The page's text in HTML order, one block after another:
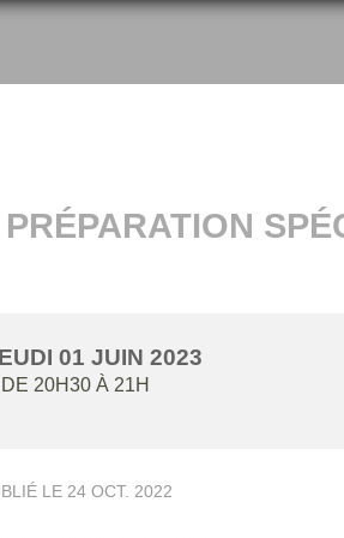
01 JUIN 2023
DE 20H30 À 21H
LE 24 OCT. 2022